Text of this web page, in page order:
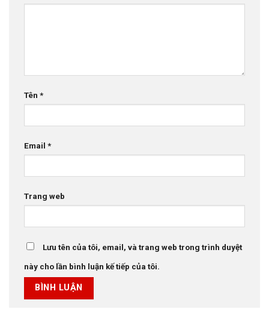
Tên *
Email *
Trang web
Lưu tên của tôi, email, và trang web trong trình duyệt
này cho lần bình luận kế tiếp của tôi.